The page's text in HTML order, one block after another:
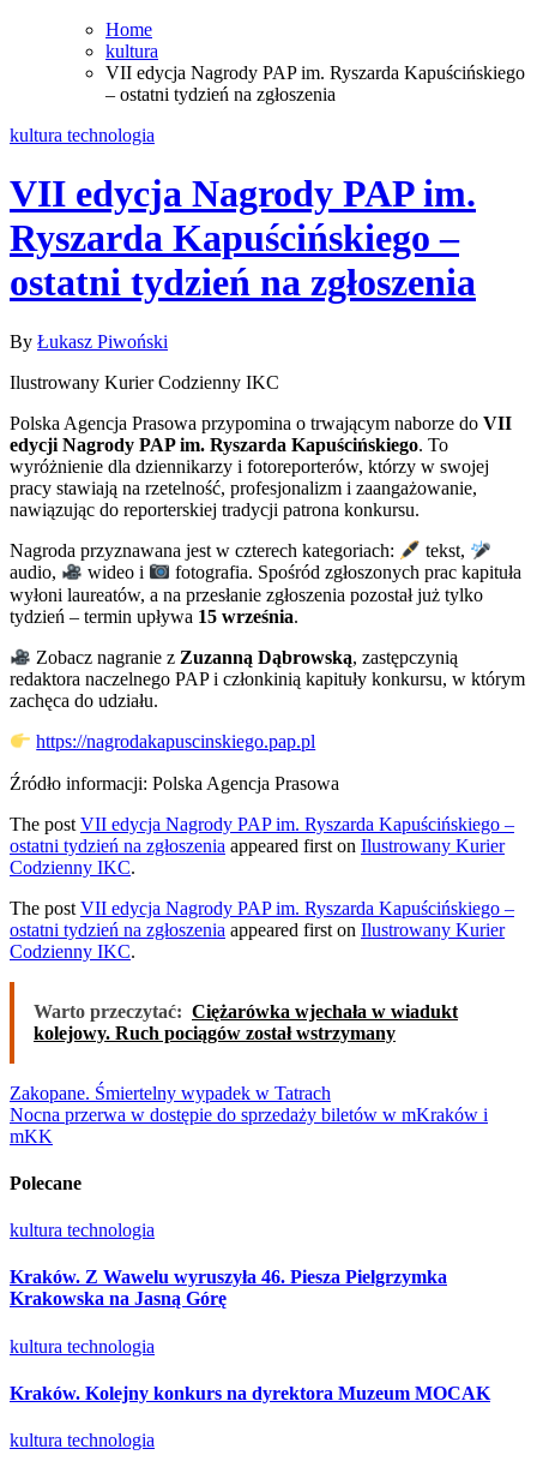
Home
kultura
VII edycja Nagrody PAP im. Ryszarda Kapuścińskiego
– ostatni tydzień na zgłoszenia
kultura technologia
VII edycja Nagrody PAP im.
Ryszarda Kapuścińskiego –
ostatni tydzień na zgłoszenia
By Łukasz Piwoński
Ilustrowany Kurier Codzienny IKC
Polska Agencja Prasowa przypomina o trwającym naborze do VII
edycji Nagrody PAP im. Ryszarda Kapuścińskiego. To
wyróżnienie dla dziennikarzy i fotoreporterów, którzy w swojej
pracy stawiają na rzetelność, profesjonalizm i zaangażowanie,
nawiązując do reporterskiej tradycji patrona konkursu.
Nagroda przyznawana jest w czterech kategoriach:
tekst,
audio,
wideo i
fotografia. Spośród zgłoszonych prac kapituła
wyłoni laureatów, a na przesłanie zgłoszenia pozostał już tylko
tydzień – termin upływa 15 września.
Zobacz nagranie z Zuzanną Dąbrowską, zastępczynią
redaktora naczelnego PAP i członkinią kapituły konkursu, w którym
zachęca do udziału.
https://nagrodakapuscinskiego.pap.pl
Źródło informacji: Polska Agencja Prasowa
The post VII edycja Nagrody PAP im. Ryszarda Kapuścińskiego –
ostatni tydzień na zgłoszenia appeared first on Ilustrowany Kurier
Codzienny IKC.
The post VII edycja Nagrody PAP im. Ryszarda Kapuścińskiego –
ostatni tydzień na zgłoszenia appeared first on Ilustrowany Kurier
Codzienny IKC.
Warto przeczytać: Ciężarówka wjechała w wiadukt
kolejowy. Ruch pociągów został wstrzymany
Nawigacja
wpisu
Zakopane. Śmiertelny wypadek w Tatrach
Nocna przerwa w dostępie do sprzedaży biletów w mKraków i
mKK
Polecane
kultura technologia
Kraków. Z Wawelu wyruszyła 46. Piesza Pielgrzymka
Krakowska na Jasną Górę
kultura technologia
Kraków. Kolejny konkurs na dyrektora Muzeum MOCAK
kultura technologia